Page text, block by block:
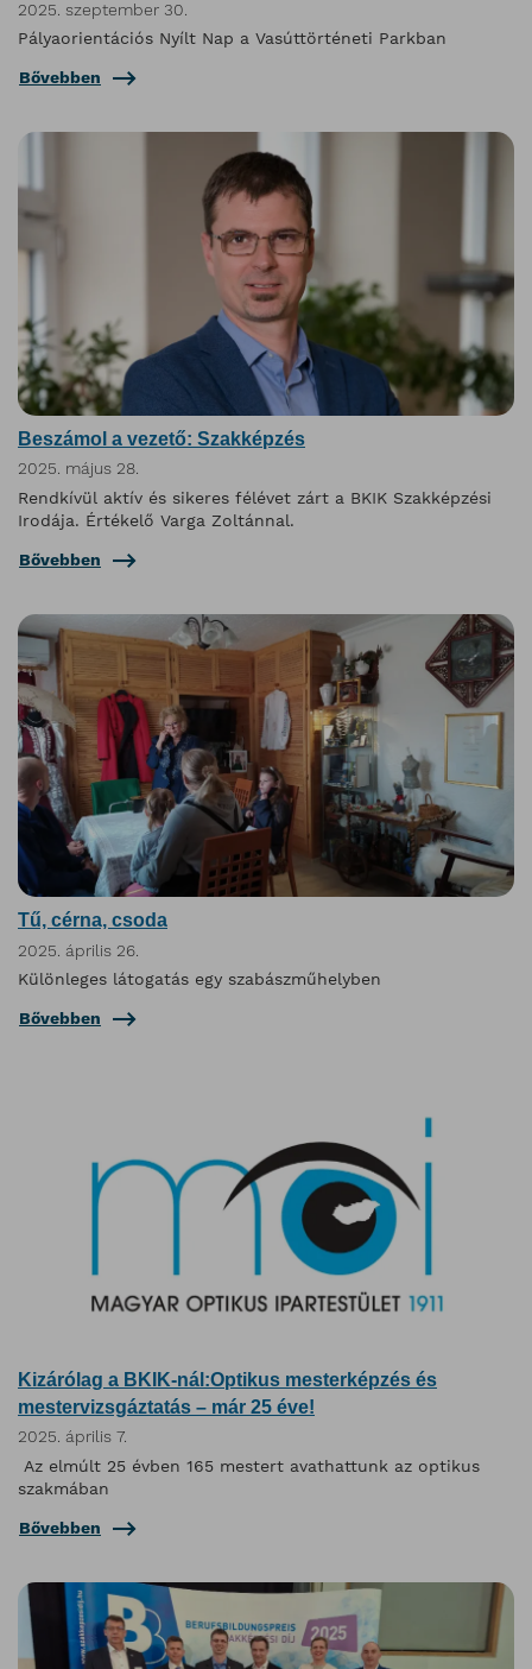
2025. szeptember 30.
Pályaorientációs Nyílt Nap a Vasúttörténeti Parkban
Bővebben
Beszámol a vezető: Szakképzés
2025. május 28.
Rendkívül aktív és sikeres félévet zárt a BKIK Szakképzési
Irodája. Értékelő Varga Zoltánnal.
Bővebben
Tű, cérna, csoda
2025. április 26.
Különleges látogatás egy szabászműhelyben
Bővebben
Kizárólag a BKIK-nál:Optikus mesterképzés és
mestervizsgáztatás – már 25 éve!
2025. április 7.
Az elmúlt 25 évben 165 mestert avathattunk az optikus
szakmában
Bővebben